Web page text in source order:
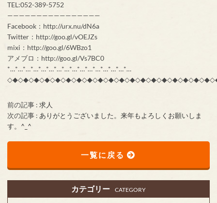
TEL:052-389-5752
————————————————
Facebook：http://urx.nu/dN6a
Twitter：http://goo.gl/vOEJZs
mixi：http://goo.gl/6WBzo1
アメブロ：http://goo.gl/Vs7BC0
*…*…*…*…*…*…*…*…*…*…*…*…*…*…*…*…
前の記事 : 求人
次の記事 : ありがとうございました。来年もよろしくお願いしま
す。^_^
一覧に戻る
カテゴリー CATEGORY